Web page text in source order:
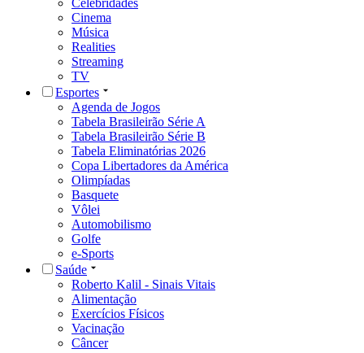
Celebridades
Cinema
Música
Realities
Streaming
TV
Esportes
Agenda de Jogos
Tabela Brasileirão Série A
Tabela Brasileirão Série B
Tabela Eliminatórias 2026
Copa Libertadores da América
Olimpíadas
Basquete
Vôlei
Automobilismo
Golfe
e-Sports
Saúde
Roberto Kalil - Sinais Vitais
Alimentação
Exercícios Físicos
Vacinação
Câncer